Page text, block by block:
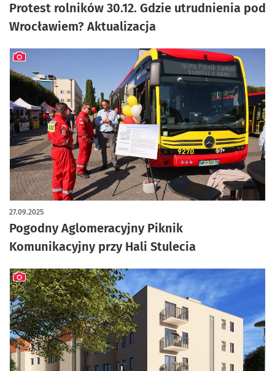
Protest rolników 30.12. Gdzie utrudnienia pod
Wrocławiem? Aktualizacja
Pogodny Aglomeracyjny Piknik
Komunikacyjny przy Hali Stulecia
27.09.2025
artykuł z galerią zdjęć